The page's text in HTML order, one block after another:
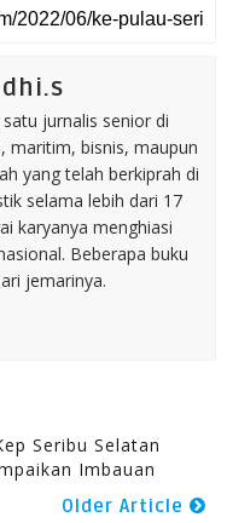
jurnalis senior di
maritim, bisnis, maupun
yang telah berkiprah di
selama lebih dari 17
karyanya menghiasi
Beberapa buku
jemarinya.
Seribu Selatan
Imbauan
Older Article